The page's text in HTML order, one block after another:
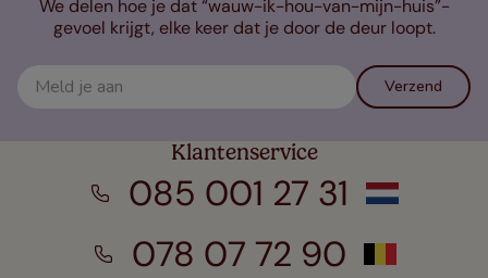
We delen hoe je dat “wauw-ik-hou-van-mijn-huis”-
gevoel krijgt, elke keer dat je door de deur loopt.
Verzend
Klantenservice
085 001 27 31
078 07 72 90